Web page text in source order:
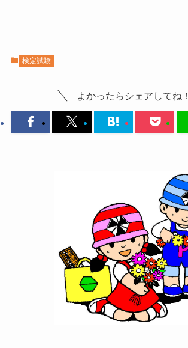
検定試験
よかったらシェアしてね！